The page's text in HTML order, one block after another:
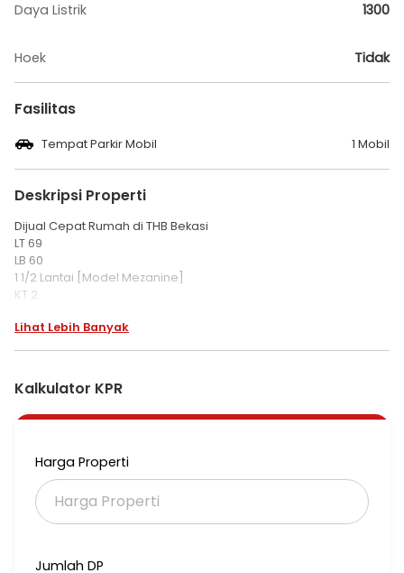
Daya Listrik 1300
Hoek Tidak
Fasilitas
Tempat Parkir Mobil 1 Mobil
Deskripsi Properti
Dijual Cepat Rumah di THB Bekasi
LT 69
LB 60
1 1/2 Lantai [Model Mezanine]
KT 2
PLN 1300 watt
SHM
Harga 575 Jt Nego
Lihat Lebih Banyak
Kalkulator KPR
Harga Properti
Jumlah DP